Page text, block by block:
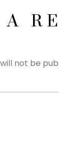
not be